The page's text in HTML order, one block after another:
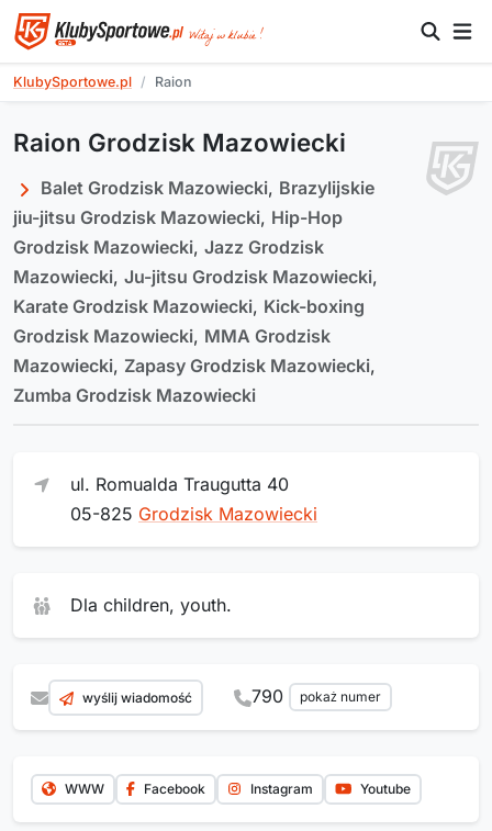
KlubySportowe.pl Raion
Raion Grodzisk Mazowiecki
Balet Grodzisk Mazowiecki, Brazylijskie
jiu-jitsu Grodzisk Mazowiecki, Hip-Hop
Grodzisk Mazowiecki, Jazz Grodzisk
Mazowiecki, Ju-jitsu Grodzisk Mazowiecki,
Karate Grodzisk Mazowiecki, Kick-boxing
Grodzisk Mazowiecki, MMA Grodzisk
Mazowiecki, Zapasy Grodzisk Mazowiecki,
Zumba Grodzisk Mazowiecki
ul. Romualda Traugutta 40
05-825 Grodzisk Mazowiecki
Dla children, youth.
wyślij wiadomość 790 pokaż numer
WWW Facebook Instagram Youtube